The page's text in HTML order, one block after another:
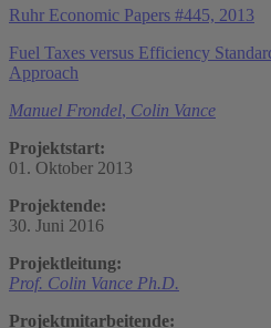
Ruhr Economic Papers #445, 2013
Fuel Taxes versus Efficiency
Approach
Manuel Frondel, Colin Vance
Projektstart:
01. Oktober 2013
Projektende:
30. Juni 2016
Projektleitung:
Prof. Colin Vance Ph.D.
Projektmitarbeitende: